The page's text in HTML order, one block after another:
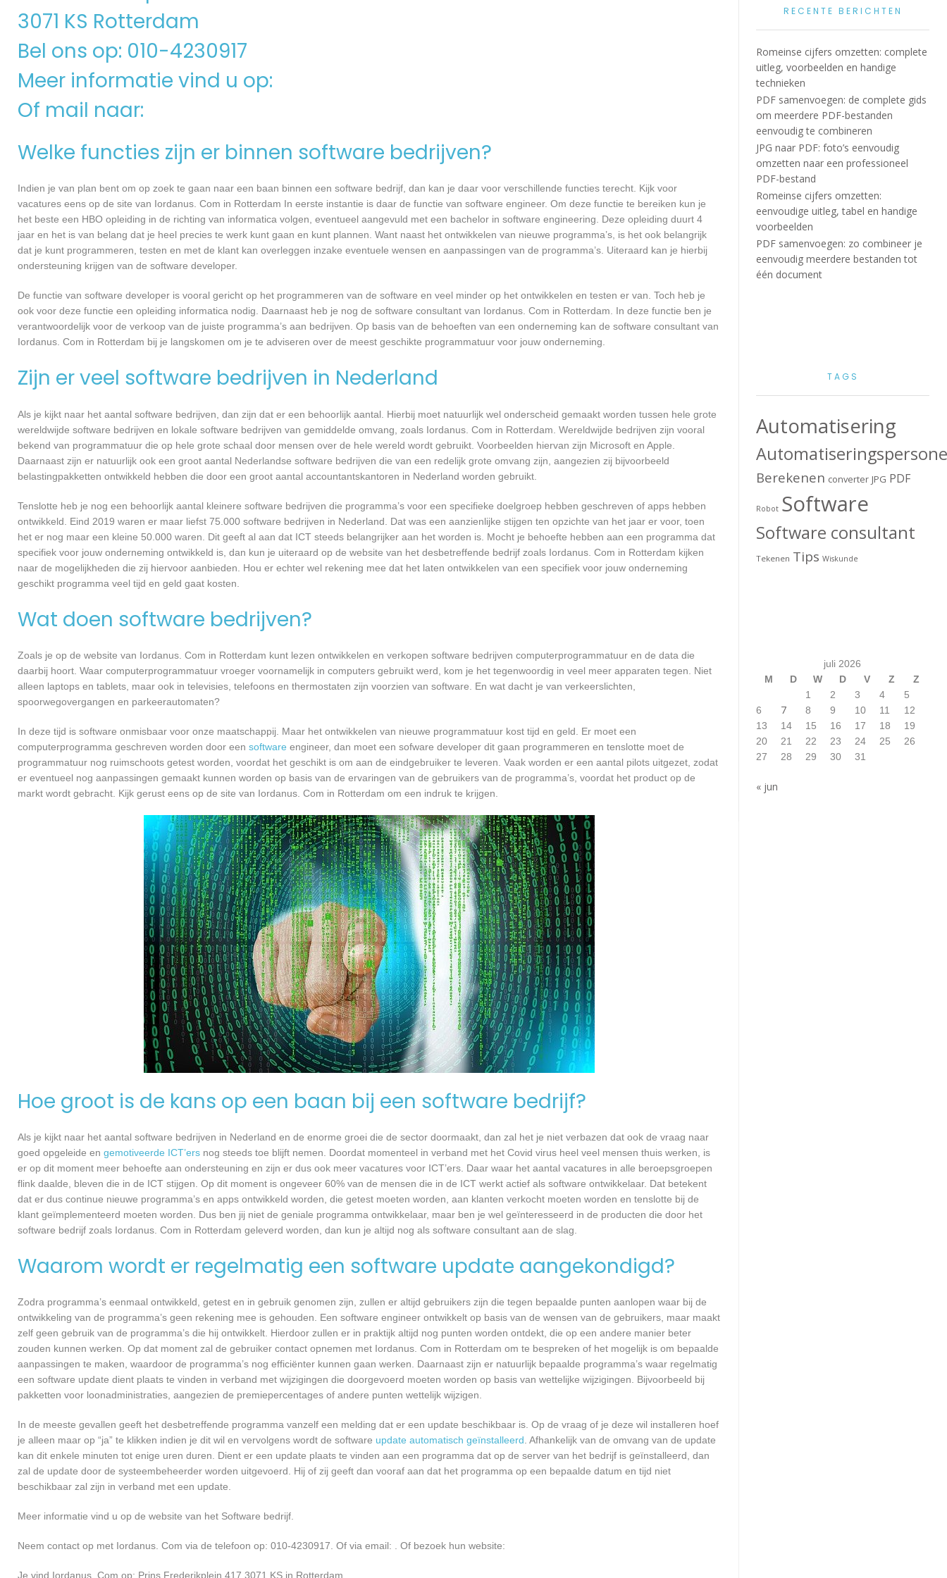
3071 KS Rotterdam
Bel ons op: 010-4230917
Meer informatie vind u op:
Of mail naar:
Welke functies zijn er binnen software bedrijven?
Indien je van plan bent om op zoek te gaan naar een baan binnen een software bedrijf, dan kan je daar voor verschillende functies terecht. Kijk voor
vacatures eens op de site van Iordanus. Com in Rotterdam In eerste instantie is daar de functie van software engineer. Om deze functie te bereiken kun je
het beste een HBO opleiding in de richting van informatica volgen, eventueel aangevuld met een bachelor in software engineering. Deze opleiding duurt 4
jaar en het is van belang dat je heel precies te werk kunt gaan en kunt plannen. Want naast het ontwikkelen van nieuwe programma’s, is het ook belangrijk
dat je kunt programmeren, testen en met de klant kan overleggen inzake eventuele wensen en aanpassingen van de programma’s. Uiteraard kan je hierbij
ondersteuning krijgen van de software developer.
De functie van software developer is vooral gericht op het programmeren van de software en veel minder op het ontwikkelen en testen er van. Toch heb je
ook voor deze functie een opleiding informatica nodig. Daarnaast heb je nog de software consultant van Iordanus. Com in Rotterdam. In deze functie ben je
verantwoordelijk voor de verkoop van de juiste programma’s aan bedrijven. Op basis van de behoeften van een onderneming kan de software consultant van
Iordanus. Com in Rotterdam bij je langskomen om je te adviseren over de meest geschikte programmatuur voor jouw onderneming.
Zijn er veel software bedrijven in Nederland
Als je kijkt naar het aantal software bedrijven, dan zijn dat er een behoorlijk aantal. Hierbij moet natuurlijk wel onderscheid gemaakt worden tussen hele grote
wereldwijde software bedrijven en lokale software bedrijven van gemiddelde omvang, zoals Iordanus. Com in Rotterdam. Wereldwijde bedrijven zijn vooral
bekend van programmatuur die op hele grote schaal door mensen over de hele wereld wordt gebruikt. Voorbeelden hiervan zijn Microsoft en Apple.
Daarnaast zijn er natuurlijk ook een groot aantal Nederlandse software bedrijven die van een redelijk grote omvang zijn, aangezien zij bijvoorbeeld
belastingpakketten ontwikkeld hebben die door een groot aantal accountantskantoren in Nederland worden gebruikt.
Tenslotte heb je nog een behoorlijk aantal kleinere software bedrijven die programma’s voor een specifieke doelgroep hebben geschreven of apps hebben
ontwikkeld. Eind 2019 waren er maar liefst 75.000 software bedrijven in Nederland. Dat was een aanzienlijke stijgen ten opzichte van het jaar er voor, toen
het er nog maar een kleine 50.000 waren. Dit geeft al aan dat ICT steeds belangrijker aan het worden is. Mocht je behoefte hebben aan een programma dat
specifiek voor jouw onderneming ontwikkeld is, dan kun je uiteraard op de website van het desbetreffende bedrijf zoals Iordanus. Com in Rotterdam kijken
naar de mogelijkheden die zij hiervoor aanbieden. Hou er echter wel rekening mee dat het laten ontwikkelen van een specifiek voor jouw onderneming
geschikt programma veel tijd en geld gaat kosten.
Wat doen software bedrijven?
Zoals je op de website van Iordanus. Com in Rotterdam kunt lezen ontwikkelen en verkopen software bedrijven computerprogrammatuur en de data die
daarbij hoort. Waar computerprogrammatuur vroeger voornamelijk in computers gebruikt werd, kom je het tegenwoordig in veel meer apparaten tegen. Niet
alleen laptops en tablets, maar ook in televisies, telefoons en thermostaten zijn voorzien van software. En wat dacht je van verkeerslichten,
spoorwegovergangen en parkeerautomaten?
In deze tijd is software onmisbaar voor onze maatschappij. Maar het ontwikkelen van nieuwe programmatuur kost tijd en geld. Er moet een
computerprogramma geschreven worden door een software engineer, dan moet een sofware developer dit gaan programmeren en tenslotte moet de
programmatuur nog ruimschoots getest worden, voordat het geschikt is om aan de eindgebruiker te leveren. Vaak worden er een aantal pilots uitgezet, zodat
er eventueel nog aanpassingen gemaakt kunnen worden op basis van de ervaringen van de gebruikers van de programma’s, voordat het product op de
markt wordt gebracht. Kijk gerust eens op de site van Iordanus. Com in Rotterdam om een indruk te krijgen.
Hoe groot is de kans op een baan bij een software bedrijf?
Als je kijkt naar het aantal software bedrijven in Nederland en de enorme groei die de sector doormaakt, dan zal het je niet verbazen dat ook de vraag naar
goed opgeleide en gemotiveerde ICT’ers nog steeds toe blijft nemen. Doordat momenteel in verband met het Covid virus heel veel mensen thuis werken, is
er op dit moment meer behoefte aan ondersteuning en zijn er dus ook meer vacatures voor ICT’ers. Daar waar het aantal vacatures in alle beroepsgroepen
flink daalde, bleven die in de ICT stijgen. Op dit moment is ongeveer 60% van de mensen die in de ICT werkt actief als software ontwikkelaar. Dat betekent
dat er dus continue nieuwe programma’s en apps ontwikkeld worden, die getest moeten worden, aan klanten verkocht moeten worden en tenslotte bij de
klant geïmplementeerd moeten worden. Dus ben jij niet de geniale programma ontwikkelaar, maar ben je wel geïnteresseerd in de producten die door het
software bedrijf zoals Iordanus. Com in Rotterdam geleverd worden, dan kun je altijd nog als software consultant aan de slag.
Waarom wordt er regelmatig een software update aangekondigd?
Zodra programma’s eenmaal ontwikkeld, getest en in gebruik genomen zijn, zullen er altijd gebruikers zijn die tegen bepaalde punten aanlopen waar bij de
ontwikkeling van de programma’s geen rekening mee is gehouden. Een software engineer ontwikkelt op basis van de wensen van de gebruikers, maar maakt
zelf geen gebruik van de programma’s die hij ontwikkelt. Hierdoor zullen er in praktijk altijd nog punten worden ontdekt, die op een andere manier beter
zouden kunnen werken. Op dat moment zal de gebruiker contact opnemen met Iordanus. Com in Rotterdam om te bespreken of het mogelijk is om bepaalde
aanpassingen te maken, waardoor de programma’s nog efficiënter kunnen gaan werken. Daarnaast zijn er natuurlijk bepaalde programma’s waar regelmatig
een software update dient plaats te vinden in verband met wijzigingen die doorgevoerd moeten worden op basis van wettelijke wijzigingen. Bijvoorbeeld bij
pakketten voor loonadministraties, aangezien de premiepercentages of andere punten wettelijk wijzigen.
In de meeste gevallen geeft het desbetreffende programma vanzelf een melding dat er een update beschikbaar is. Op de vraag of je deze wil installeren hoef
je alleen maar op “ja” te klikken indien je dit wil en vervolgens wordt de software update automatisch geïnstalleerd . Afhankelijk van de omvang van de update
kan dit enkele minuten tot enige uren duren. Dient er een update plaats te vinden aan een programma dat op de server van het bedrijf is geïnstalleerd, dan
zal de update door de systeembeheerder worden uitgevoerd. Hij of zij geeft dan vooraf aan dat het programma op een bepaalde datum en tijd niet
beschikbaar zal zijn in verband met een update.
Meer informatie vind u op de website van het Software bedrijf.
Neem contact op met Iordanus. Com via de telefoon op: 010-4230917. Of via email: . Of bezoek hun website:
Je vind Iordanus. Com op: Prins Frederikplein 417 3071 KS in Rotterdam.
RECENTE BERICHTEN
Romeinse cijfers omzetten: complete
uitleg, voorbeelden en handige
technieken
PDF samenvoegen: de complete gids
om meerdere PDF-bestanden
eenvoudig te combineren
JPG naar PDF: foto’s eenvoudig
omzetten naar een professioneel
PDF-bestand
Romeinse cijfers omzetten:
eenvoudige uitleg, tabel en handige
voorbeelden
PDF samenvoegen: zo combineer je
eenvoudig meerdere bestanden tot
één document
TAGS
Automatisering
Berekenen converter JPG PDF
Robot Software
Software consultant
Tekenen Tips Wiskunde
juli 2026
M
D W D V Z
Z
1
2 3 4
5
6
7 8 9 10 11
12
13
14 15 16 17 18
19
20
21 22 23 24 25
26
27
28 29 30 31
« jun